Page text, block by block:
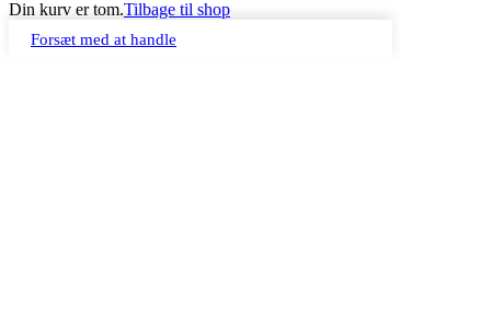
Din kurv er tom.Tilbage til shop
Forsæt med at handle